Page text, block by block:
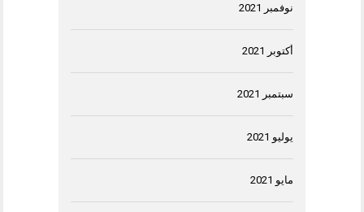
نوفمبر 2021
أكتوبر 2021
سبتمبر 2021
يوليو 2021
مايو 2021